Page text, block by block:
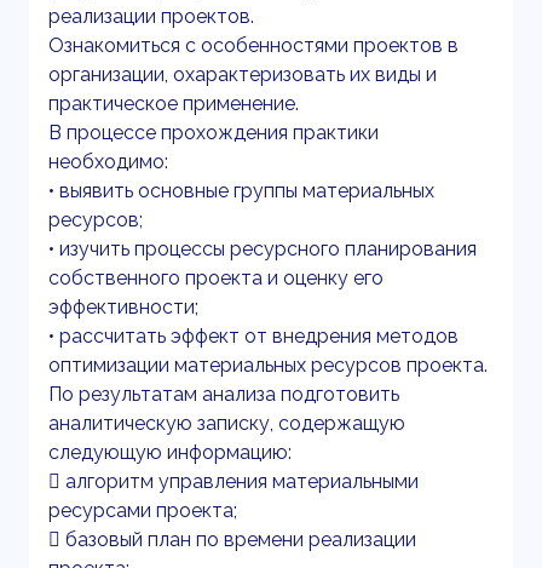
реализации проектов.
Ознакомиться с особенностями проектов в
организации, охарактеризовать их виды и
практическое применение.
В процессе прохождения практики
необходимо:
• выявить основные группы материальных
ресурсов;
• изучить процессы ресурсного планирования
собственного проекта и оценку его
эффективности;
• рассчитать эффект от внедрения методов
оптимизации материальных ресурсов проекта.
По результатам анализа подготовить
аналитическую записку, содержащую
следующую информацию:
 алгоритм управления материальными
ресурсами проекта;
 базовый план по времени реализации